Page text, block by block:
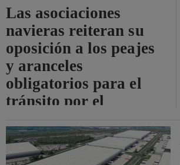
Las asociaciones
navieras reiteran su
oposición a los peajes
y aranceles
obligatorios para el
tránsito por el